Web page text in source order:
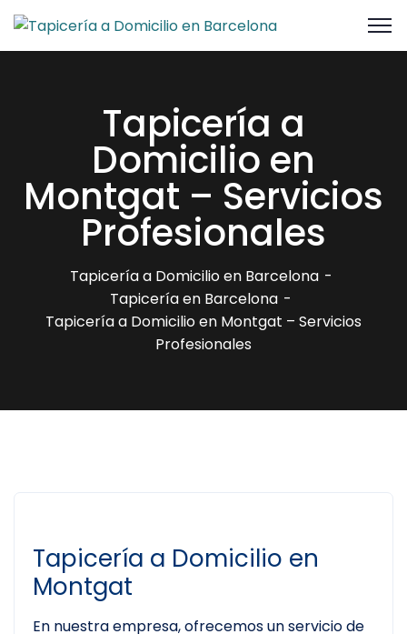
Tapicería a
Domicilio en
Montgat – Servicios
Profesionales
Tapicería a Domicilio en Barcelona
Tapicería en Barcelona
Tapicería a Domicilio en Montgat – Servicios
Profesionales
Tapicería a Domicilio en
Montgat
En nuestra empresa, ofrecemos un servicio de